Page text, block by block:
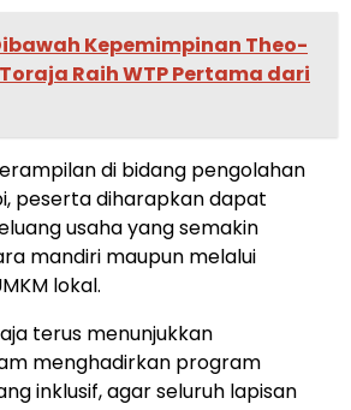
Kepemimpinan Theo-
Raih WTP Pertama dari
di bidang pengolahan
peserta diharapkan dapat
usaha yang semakin
mandiri maupun melalui
lokal.
terus menunjukkan
menghadirkan program
inklusif, agar seluruh lapisan